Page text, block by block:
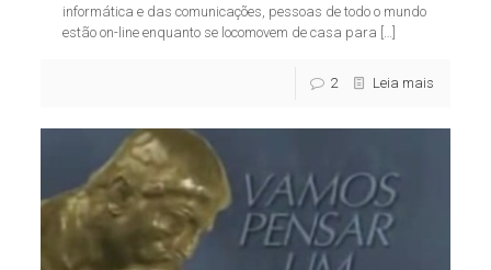
informática e das comunicações, pessoas de todo o mundo
estão on-line enquanto se locomovem de casa para
2 Leia mais